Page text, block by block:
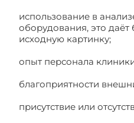
использование в
оборудования, это даёт
исходную картинку;
опыт персонала
благоприятности
присутствие или